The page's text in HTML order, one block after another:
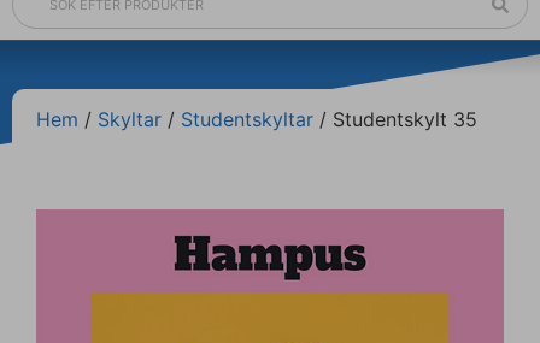
Hem / Skyltar / Studentskyltar / Studentskylt 35